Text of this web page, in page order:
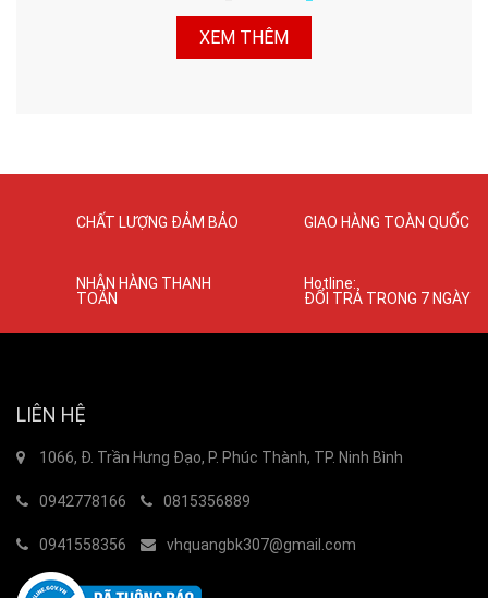
XEM THÊM
CHẤT LƯỢNG ĐẢM BẢO GIAO HÀNG TOÀN QUỐC
NHẬN HÀNG THANH
TOÁN
Hotline:
ĐỔI TRẢ TRONG 7 NGÀY
LIÊN HỆ
1066, Đ. Trần Hưng Đạo, P. Phúc Thành, TP. Ninh Bình
0942778166 0815356889
0941558356 vhquangbk307@gmail.com